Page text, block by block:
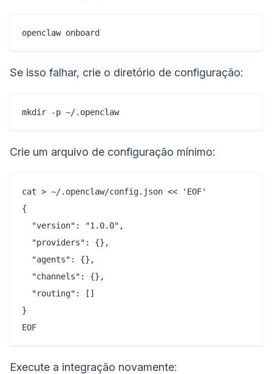
Se isso falhar, crie o diretório de configuração:
Crie um arquivo de configuração mínimo:
cat > ~/.openclaw/config.json << 'EOF'
{
  "version": "1.0.0",
  "providers": {},
  "agents": {},
  "channels": {},
  "routing": []
}
Execute a integração novamente: